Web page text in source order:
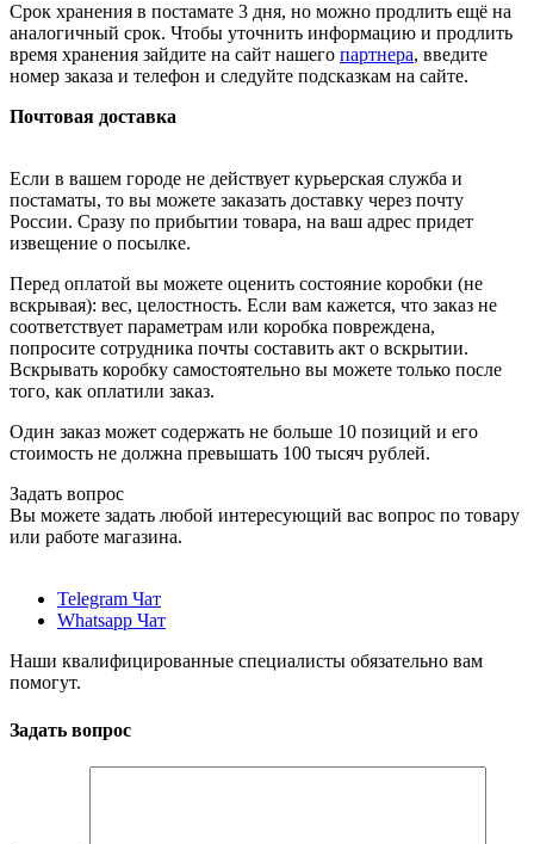
Срок хранения в постамате 3 дня, но можно продлить ещё на
аналогичный срок. Чтобы уточнить информацию и продлить
время хранения зайдите на сайт нашего партнера, введите
номер заказа и телефон и следуйте подсказкам на сайте.
Почтовая доставка
Если в вашем городе не действует курьерская служба и
постаматы, то вы можете заказать доставку через почту
России. Сразу по прибытии товара, на ваш адрес придет
извещение о посылке.
Перед оплатой вы можете оценить состояние коробки (не
вскрывая): вес, целостность. Если вам кажется, что заказ не
соответствует параметрам или коробка повреждена,
попросите сотрудника почты составить акт о вскрытии.
Вскрывать коробку самостоятельно вы можете только после
того, как оплатили заказ.
Один заказ может содержать не больше 10 позиций и его
стоимость не должна превышать 100 тысяч рублей.
Задать вопрос
Вы можете задать любой интересующий вас вопрос по товару
или работе магазина.
Telegram Чат
Whatsapp Чат
Наши квалифицированные специалисты обязательно вам
помогут.
Задать вопрос